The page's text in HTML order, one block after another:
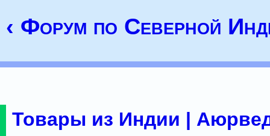
‹ Форум по Северной
Товары из Индии |